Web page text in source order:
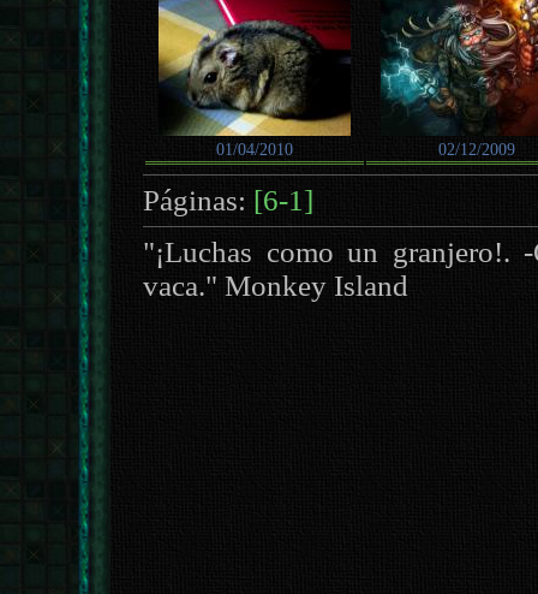
01/04/2010 02/12/2009
Páginas: [6-1]
"¡Luchas como un granjero!.
vaca." Monkey Island